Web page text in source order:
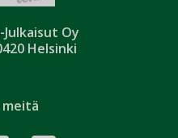
Oy
Helsinki
meitä